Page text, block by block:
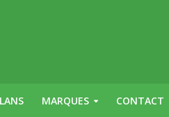
MARQUES CONTACT